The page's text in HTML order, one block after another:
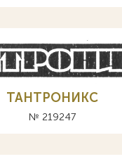
ТАНТРОНИКС
№ 219247